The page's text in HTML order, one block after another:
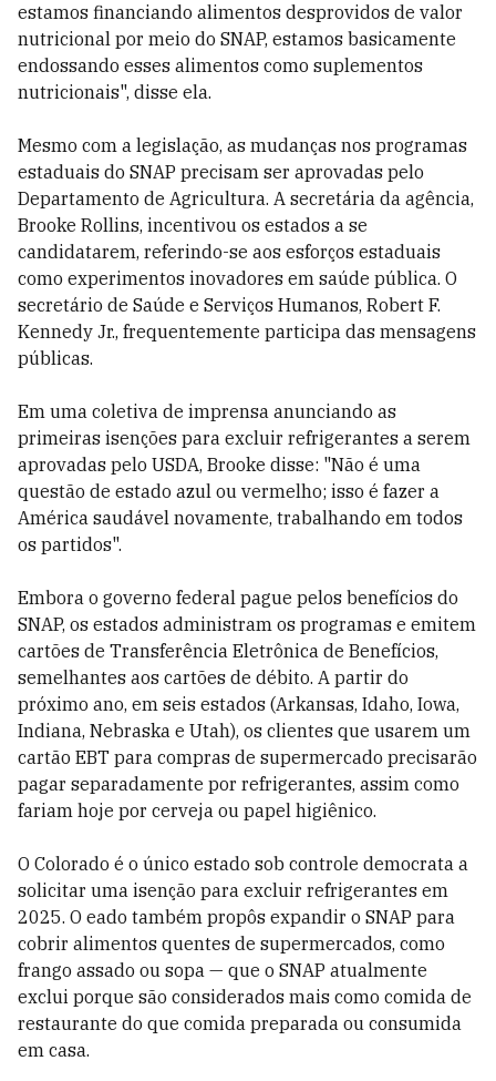
estamos financiando alimentos desprovidos de valor
nutricional por meio do SNAP, estamos basicamente
endossando esses alimentos como suplementos
nutricionais", disse ela.
Mesmo com a legislação, as mudanças nos programas
estaduais do SNAP precisam ser aprovadas pelo
Departamento de Agricultura. A secretária da agência,
Brooke Rollins, incentivou os estados a se
candidatarem, referindo-se aos esforços estaduais
como experimentos inovadores em saúde pública. O
secretário de Saúde e Serviços Humanos, Robert F.
Kennedy Jr., frequentemente participa das mensagens
públicas.
Em uma coletiva de imprensa anunciando as
primeiras isenções para excluir refrigerantes a serem
aprovadas pelo USDA, Brooke disse: "Não é uma
questão de estado azul ou vermelho; isso é fazer a
América saudável novamente, trabalhando em todos
os partidos".
Embora o governo federal pague pelos benefícios do
SNAP, os estados administram os programas e emitem
cartões de Transferência Eletrônica de Benefícios,
semelhantes aos cartões de débito. A partir do
próximo ano, em seis estados (Arkansas, Idaho, Iowa,
Indiana, Nebraska e Utah), os clientes que usarem um
cartão EBT para compras de supermercado precisarão
pagar separadamente por refrigerantes, assim como
fariam hoje por cerveja ou papel higiênico.
O Colorado é o único estado sob controle democrata a
solicitar uma isenção para excluir refrigerantes em
2025. O eado também propôs expandir o SNAP para
cobrir alimentos quentes de supermercados, como
frango assado ou sopa — que o SNAP atualmente
exclui porque são considerados mais como comida de
restaurante do que comida preparada ou consumida
em casa.